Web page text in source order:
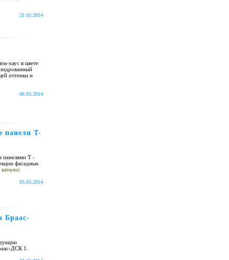
21.03.2014
хаус в цвете
оттенки и
06.03.2014
панели T-
панелями T -
фасадных
05.03.2014
Браас-
ДСК 1.